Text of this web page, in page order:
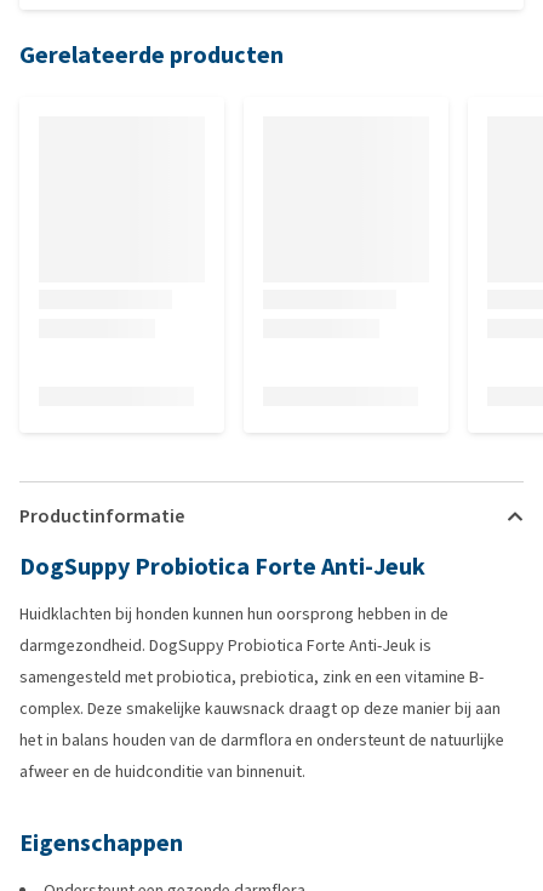
Gerelateerde producten
Productinformatie
DogSuppy Probiotica Forte Anti-Jeuk
Huidklachten bij honden kunnen hun oorsprong hebben in de
darmgezondheid. DogSuppy Probiotica Forte Anti-Jeuk is
samengesteld met probiotica, prebiotica, zink en een vitamine B-
complex. Deze smakelijke kauwsnack draagt op deze manier bij aan
het in balans houden van de darmflora en ondersteunt de natuurlijke
afweer en de huidconditie van binnenuit.
Eigenschappen